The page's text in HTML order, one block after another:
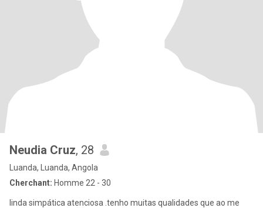
Neudia Cruz, 28
Luanda, Luanda, Angola
Cherchant: Homme 22 - 30
linda simpática atenciosa .tenho muitas qualidades que ao me